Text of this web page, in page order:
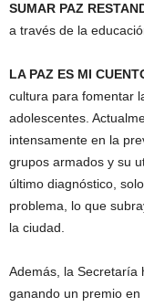
SUMAR PAZ
a través de la
LA PAZ ES MI
cultura para fomentar
adolescentes.
intensamente en la
grupos armados y su
último diagnóstico,
problema, lo que
la ciudad.
Además, la Secretaría
ganando un premio